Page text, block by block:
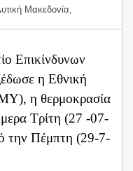
Μακεδονία
Επικίνδυνων
η Εθνική
η θερμοκρασία
Τρίτη (27 -07-
την Πέμπτη (29-7-